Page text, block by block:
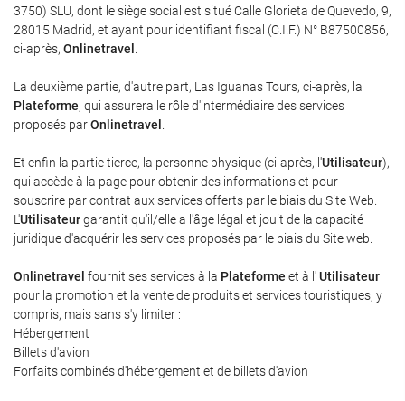
3750) SLU, dont le siège social est situé Calle Glorieta de Quevedo, 9,
28015 Madrid, et ayant pour identifiant fiscal (C.I.F.) N° B87500856,
ci-après, Onlinetravel
La deuxième partie, d'autre part, Las Iguanas Tours, ci-après, la
Plateforme, qui assurera le rôle d'intermédiaire des services
proposés parOnlinetravel
Et enfin la partie tierce, la personne physique (ci-après, l'Utilisateur),
qui accède à la page pour obtenir des informations et pour
souscrire par contrat aux services offerts par le biais du Site Web.
L'Utilisateurgarantit qu'il/elle a l'âge légal et jouit de la capacité
juridique d'acquérir les services proposés par le biais du Site web.
Onlinetravel fournit ses services à la Plateforme et à l'Utilisateur
pour la promotion et la vente de produits et services touristiques, y
compris, mais sans s'y limiter :
Hébergement
Billets d'avion
Forfaits combinés d'hébergement et de billets d'avion